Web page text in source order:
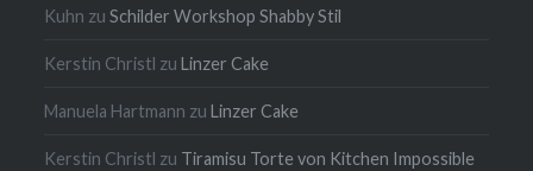
Kuhn zuSchilder Workshop Shabby Stil
Kerstin Christl zuLinzer Cake
Manuela Hartmann zuLinzer Cake
Kerstin Christl zu Tiramisu Torte von Kitchen Impossible